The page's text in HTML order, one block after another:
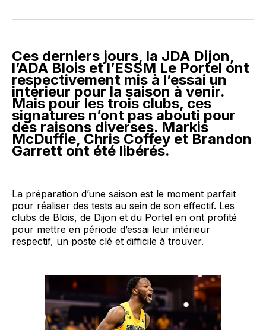
Facebook
LinkedInWhatsApp
Courriel
Ces derniers jours, la JDA Dijon,
l’ADA Blois et l’ESSM Le Portel ont
respectivement mis à l’essai un
intérieur pour la saison à venir.
Mais pour les trois clubs, ces
signatures n’ont pas abouti pour
des raisons diverses. Markis
McDuffie, Chris Coffey et Brandon
Garrett ont été libérés.
La préparation d’une saison est le moment parfait
pour réaliser des tests au sein de son effectif. Les
clubs de Blois, de Dijon et du Portel en ont profité
pour mettre en période d’essai leur intérieur
respectif, un poste clé et difficile à trouver.